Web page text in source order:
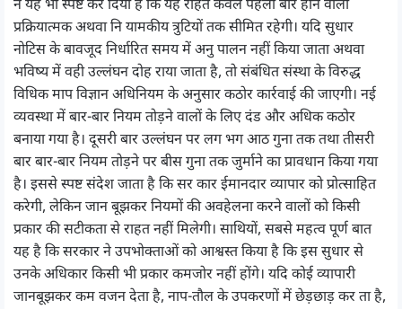
ने यह भी स्पष्ट कर दिया है कि यह राहत केवल पहली बार होने वाली
प्रक्रियात्मक अथवा नि यामकीय त्रुटियों तक सीमित रहेगी। यदि सुधार
नोटिस के बावजूद निर्धारित समय में अनु पालन नहीं किया जाता अथवा
भविष्य में वही उल्लंघन दोह राया जाता है, तो संबंधित संस्था के विरुद्ध
विधिक माप विज्ञान अधिनियम के अनुसार कठोर कार्रवाई की जाएगी। नई
व्यवस्था में बार-बार नियम तोड़ने वालों के लिए दंड और अधिक कठोर
बनाया गया है। दूसरी बार उल्लंघन पर लग भग आठ गुना तक तथा तीसरी
बार बार-बार नियम तोड़ने पर बीस गुना तक जुर्माने का प्रावधान किया गया
है। इससे स्पष्ट संदेश जाता है कि सर कार ईमानदार व्यापार को प्रोत्साहित
करेगी, लेकिन जान बूझकर नियमों की अवहेलना करने वालों को किसी
प्रकार की सटीकता से राहत नहीं मिलेगी। साथियों, सबसे महत्व पूर्ण बात
यह है कि सरकार ने उपभोक्ताओं को आश्वस्त किया है कि इस सुधार से
उनके अधिकार किसी भी प्रकार कमजोर नहीं होंगे। यदि कोई व्यापारी
जानबूझकर कम वजन देता है, नाप-तौल के उपकरणों में छेड़छाड़ कर ता है,